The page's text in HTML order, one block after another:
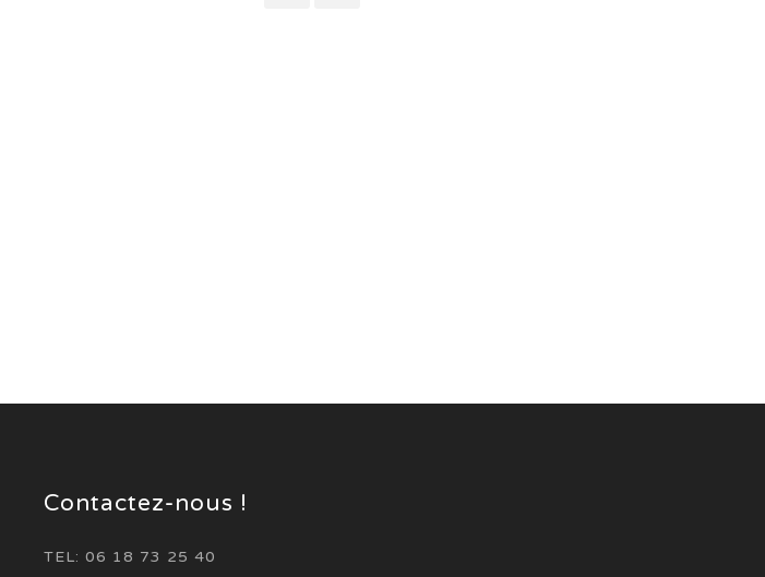
Contactez-nous !
TEL: 06 18 73 25 40